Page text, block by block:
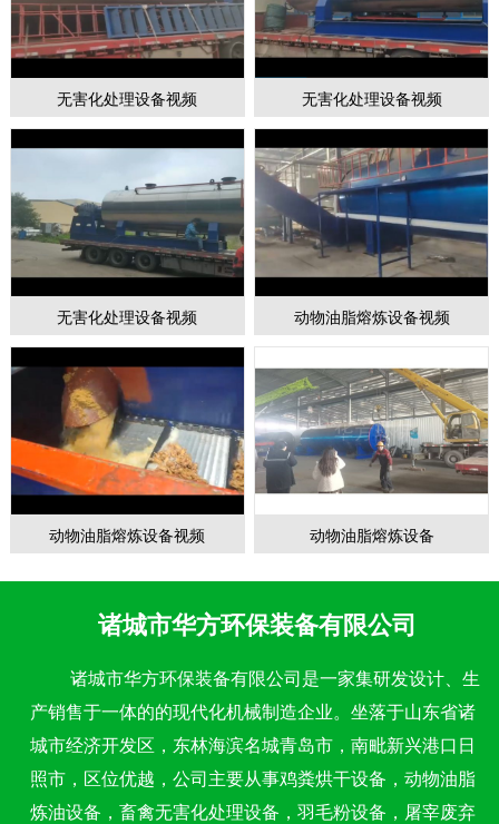
1 3
无害化处理设备视频 无害化处理设备视频
无害化处理设备视频 动物油脂熔炼设备视频
动物油脂熔炼设备视频 动物油脂熔炼设备
诸城市华方环保装备有限公司
诸城市华方环保装备有限公司是一家集研发设计、生
产销售于一体的的现代化机械制造企业。坐落于山东省诸
城市经济开发区，东林海滨名城青岛市，南毗新兴港口日
照市，区位优越，公司主要从事鸡粪烘干设备，动物油脂
炼油设备，畜禽无害化处理设备，羽毛粉设备，屠宰废弃